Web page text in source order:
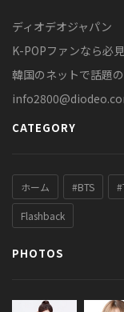
ディオデオジャパン
K-POPファンなら必見
韓国のネットで話題
CATEGORY
ホーム #BTS
Flashback
PHOTOS